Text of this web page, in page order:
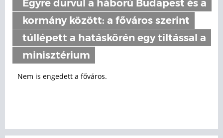
Egyre durvul a háború Budapest és a
kormány között: a főváros szerint
túllépett a hatáskörén egy tiltással a
minisztérium
Nem is engedett a főváros.